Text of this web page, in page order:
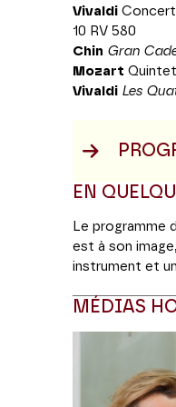
Vivaldi
10 RV 580
Chin Gran
Mozart
Vivaldi Les
EN
Le programme
est à son
instrument et
jeune
l’origine
confrontation
devenus
MÉDIAS